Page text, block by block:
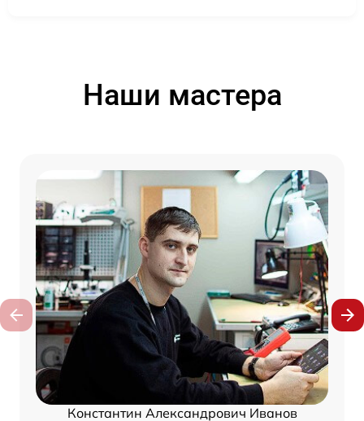
Наши мастера
Константин Александрович Иванов